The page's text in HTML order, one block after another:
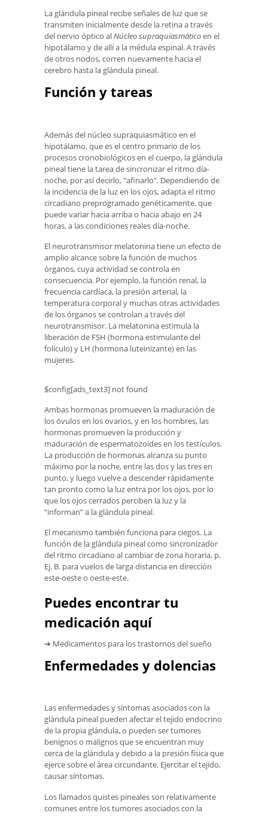
La glándula pineal recibe señales de luz que se
transmiten inicialmente desde la retina a través
del nervio óptico alNúcleo supraquiasmáticoen el
hipotálamo y de allí a la médula espinal. A través
de otros nodos, corren nuevamente hacia el
cerebro hasta la glándula pineal.
Función y tareas
Además del núcleo supraquiasmático en el
hipotálamo, que es el centro primario de los
procesos cronobiológicos en el cuerpo, la glándula
pineal tiene la tarea de sincronizar el ritmo día-
noche, por así decirlo, "afinarlo". Dependiendo de
la incidencia de la luz en los ojos, adapta el ritmo
circadiano preprogramado genéticamente, que
puede variar hacia arriba o hacia abajo en 24
horas, a las condiciones reales día-noche.
El neurotransmisor melatonina tiene un efecto de
amplio alcance sobre la función de muchos
órganos, cuya actividad se controla en
consecuencia. Por ejemplo, la función renal, la
frecuencia cardíaca, la presión arterial, la
temperatura corporal y muchas otras actividades
de los órganos se controlan a través del
neurotransmisor. La melatonina estimula la
liberación de FSH (hormona estimulante del
folículo) y LH (hormona luteinizante) en las
mujeres.
$config[ads_text3] not found
Ambas hormonas promueven la maduración de
los óvulos en los ovarios, y en los hombres, las
hormonas promueven la producción y
maduración de espermatozoides en los testículos.
La producción de hormonas alcanza su punto
máximo por la noche, entre las dos y las tres en
punto, y luego vuelve a descender rápidamente
tan pronto como la luz entra por los ojos, por lo
que los ojos cerrados perciben la luz y la
“informan” a la glándula pineal.
El mecanismo también funciona para ciegos. La
función de la glándula pineal como sincronizador
del ritmo circadiano al cambiar de zona horaria, p.
Ej. B. para vuelos de larga distancia en dirección
este-oeste o oeste-este.
Puedes encontrar tu
medicación aquí
➔ Medicamentos para los trastornos del sueño
Enfermedades y dolencias
Las enfermedades y síntomas asociados con la
glándula pineal pueden afectar el tejido endocrino
de la propia glándula, o pueden ser tumores
benignos o malignos que se encuentran muy
cerca de la glándula y debido a la presión física que
ejerce sobre el área circundante. Ejercitar el tejido,
causar síntomas.
Los llamados quistes pineales son relativamente
comunes entre los tumores asociados con la